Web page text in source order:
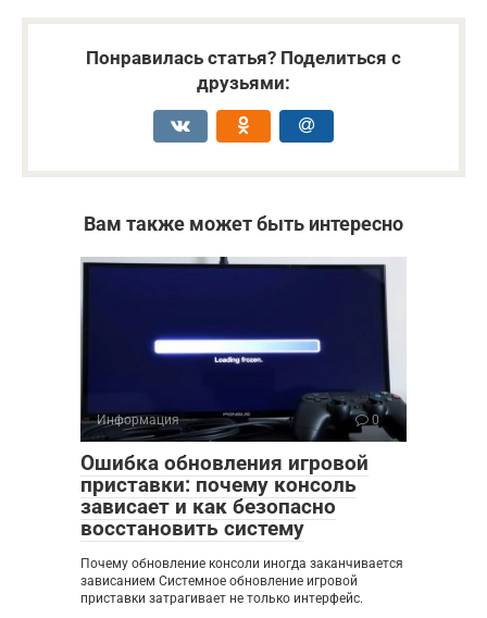
Понравилась статья? Поделиться с
друзьями:
Вам также может быть интересно
Информация 0
Ошибка обновления игровой
приставки: почему консоль
зависает и как безопасно
восстановить систему
Почему обновление консоли иногда заканчивается
зависанием Системное обновление игровой
приставки затрагивает не только интерфейс.